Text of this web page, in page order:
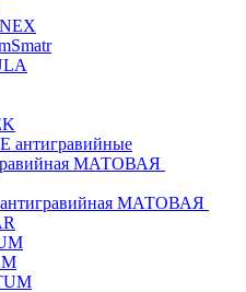
МАТОВАЯ
МАТОВАЯ